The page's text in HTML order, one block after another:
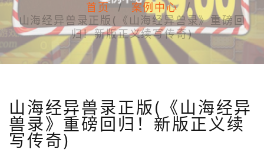
首页
案例中心
山海经异兽录正版(《山海经异兽录》重磅回
归！新版正义续写传奇)
山海经异兽录正版(《山海经异
兽录》重磅回归！新版正义续
写传奇)